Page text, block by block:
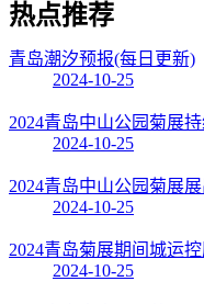
热点推荐
青岛潮汐预报(每日更新)
2024-10-25
2024青岛中山公园菊展持
2024-10-25
2024青岛中山公园菊展
2024-10-25
2024青岛菊展期间城运
2024-10-25